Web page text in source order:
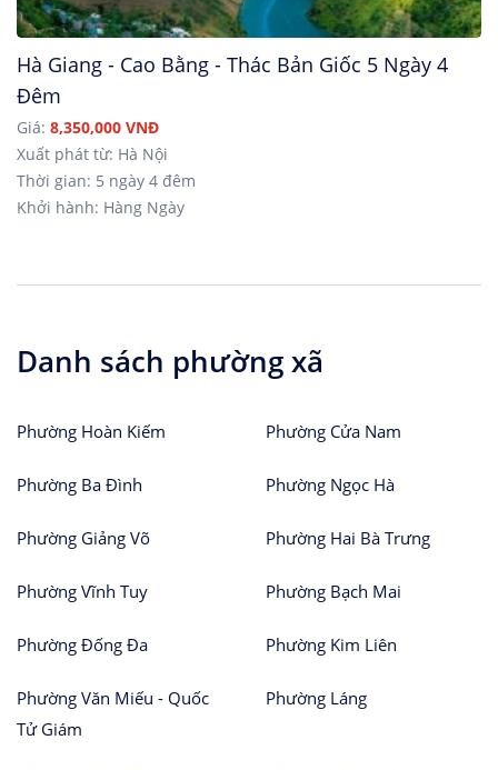
Hà Giang - Cao Bằng - Thác Bản Giốc 5 Ngày 4
Đêm
Giá: 8,350,000 VNĐ
Xuất phát từ: Hà Nội
Thời gian: 5 ngày 4 đêm
Khởi hành: Hàng Ngày
Danh sách phường xã
Phường Hoàn Kiếm Phường Cửa Nam
Phường Ba Đình Phường Ngọc Hà
Phường Giảng Võ Phường Hai Bà Trưng
Phường Vĩnh Tuy Phường Bạch Mai
Phường Đống Đa Phường Kim Liên
Phường Văn Miếu - Quốc
Tử Giám
Phường Láng